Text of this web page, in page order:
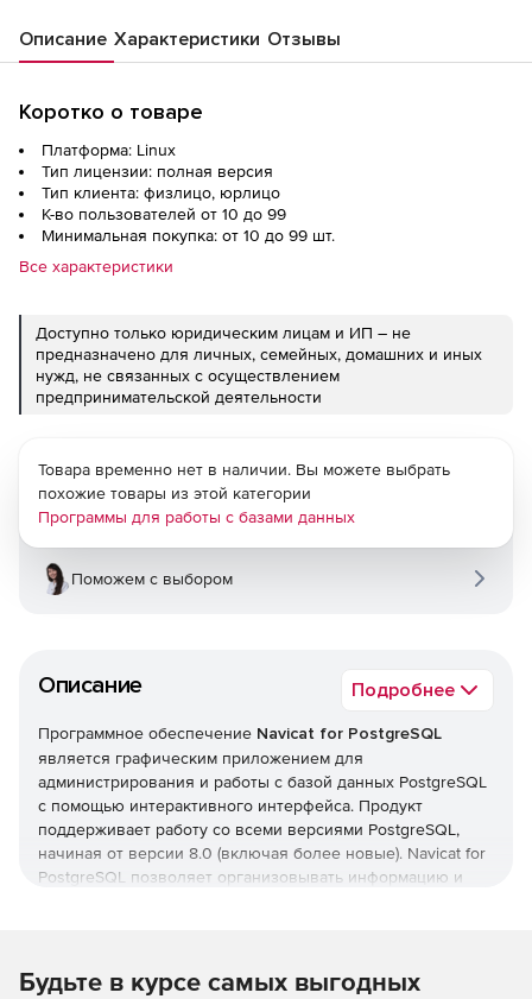
Описание Характеристики Отзывы
Коротко о товаре
Платформа: Linux
Тип лицензии: полная версия
Тип клиента: физлицо, юрлицо
К-во пользователей от 10 до 99
Минимальная покупка: от 10 до 99 шт.
Все характеристики
Доступно только юридическим лицам и ИП – не
предназначено для личных, семейных, домашних и иных
нужд, не связанных с осуществлением
предпринимательской деятельности
Описание Подробнее
Программное обеспечение Navicat for PostgreSQL
является графическим приложением для
администрирования и работы с базой данных PostgreSQL
с помощью интерактивного интерфейса. Продукт
поддерживает работу со всеми версиями PostgreSQL,
начиная от версии 8.0 (включая более новые). Navicat for
PostgreSQL позволяет организовывать информацию и
Товара временно нет в наличии. Вы можете выбрать
похожие товары из этой категории
Программы для работы с базами данных
Поможем с выбором
Будьте в курсе самых выгодных